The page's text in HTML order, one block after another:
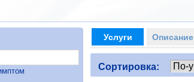
Услуги Описание
Сортировка: